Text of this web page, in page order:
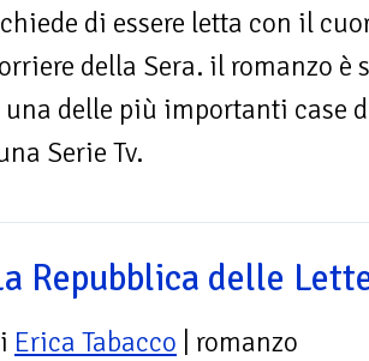
di essere letta con il
della Sera. il romanzo
delle più importanti case
Serie Tv.
Repubblica delle
Erica Tabacco | romanzo